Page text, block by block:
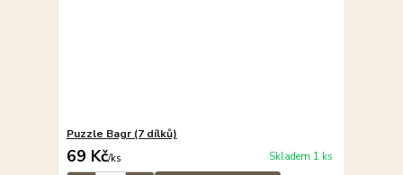
Puzzle Bagr (7 dílků)
69 Kč/ks Skladem 1 ks